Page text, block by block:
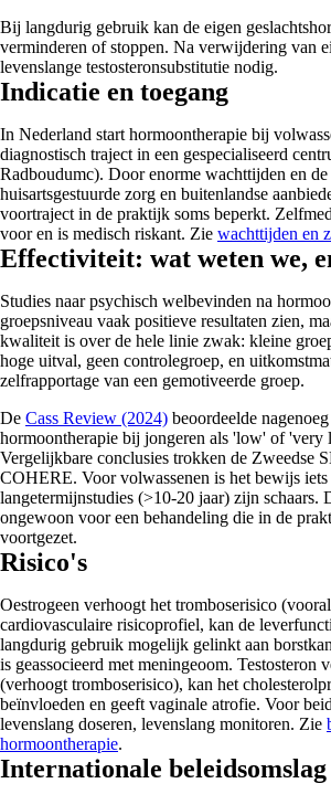
Bij langdurig gebruik kan de eigen
verminderen of stoppen. Na verwijdering van
levenslange testosteronsubstitutie nodig.
Indicatie en toegang
In Nederland start hormoontherapie bij
diagnostisch traject in een gespecialiseerd
Radboudumc). Door enorme wachttijden en
huisartsgestuurde zorg en buitenlandse
voortraject in de praktijk soms beperkt.
voor en is medisch riskant. Zie wachttijden en
Effectiviteit: wat weten we,
Studies naar psychisch welbevinden na
groepsniveau vaak positieve resultaten zien,
kwaliteit is over de hele linie zwak: kleine
hoge uitval, geen controlegroep, en
zelfrapportage van een gemotiveerde groep.
De Cass Review (2024) beoordeelde
hormoontherapie bij jongeren als 'low' of 'very
Vergelijkbare conclusies trokken de Zweedse
COHERE. Voor volwassenen is het bewijs iets
langetermijnstudies (>10-20 jaar) zijn schaars.
ongewoon voor een behandeling die in de
voortgezet.
Risico's
Oestrogeen verhoogt het tromboserisico
cardiovasculaire risicoprofiel, kan de
langdurig gebruik mogelijk gelinkt aan
is geassocieerd met meningeoom. Testosteron
(verhoogt tromboserisico), kan het
beïnvloeden en geeft vaginale atrofie. Voor
levenslang doseren, levenslang monitoren. Zie
hormoontherapie.
Internationale beleidsomslag